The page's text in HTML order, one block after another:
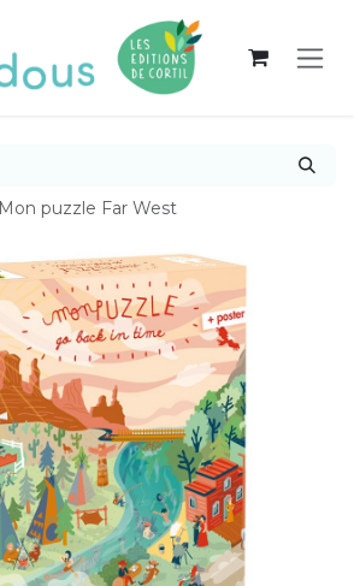
Mon puzzle Far West